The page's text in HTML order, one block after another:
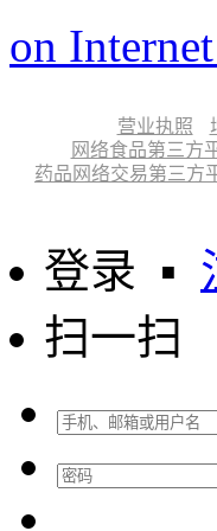
on
营业执照
网络食品第三方
药品网络交易第三方
登录 ▪
扫一扫